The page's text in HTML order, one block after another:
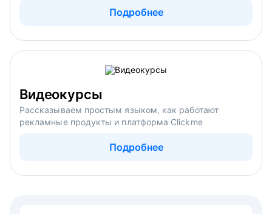
Подробнее
Видеокурсы
Рассказываем простым языком, как работают
рекламные продукты и платформа Clickme
Подробнее